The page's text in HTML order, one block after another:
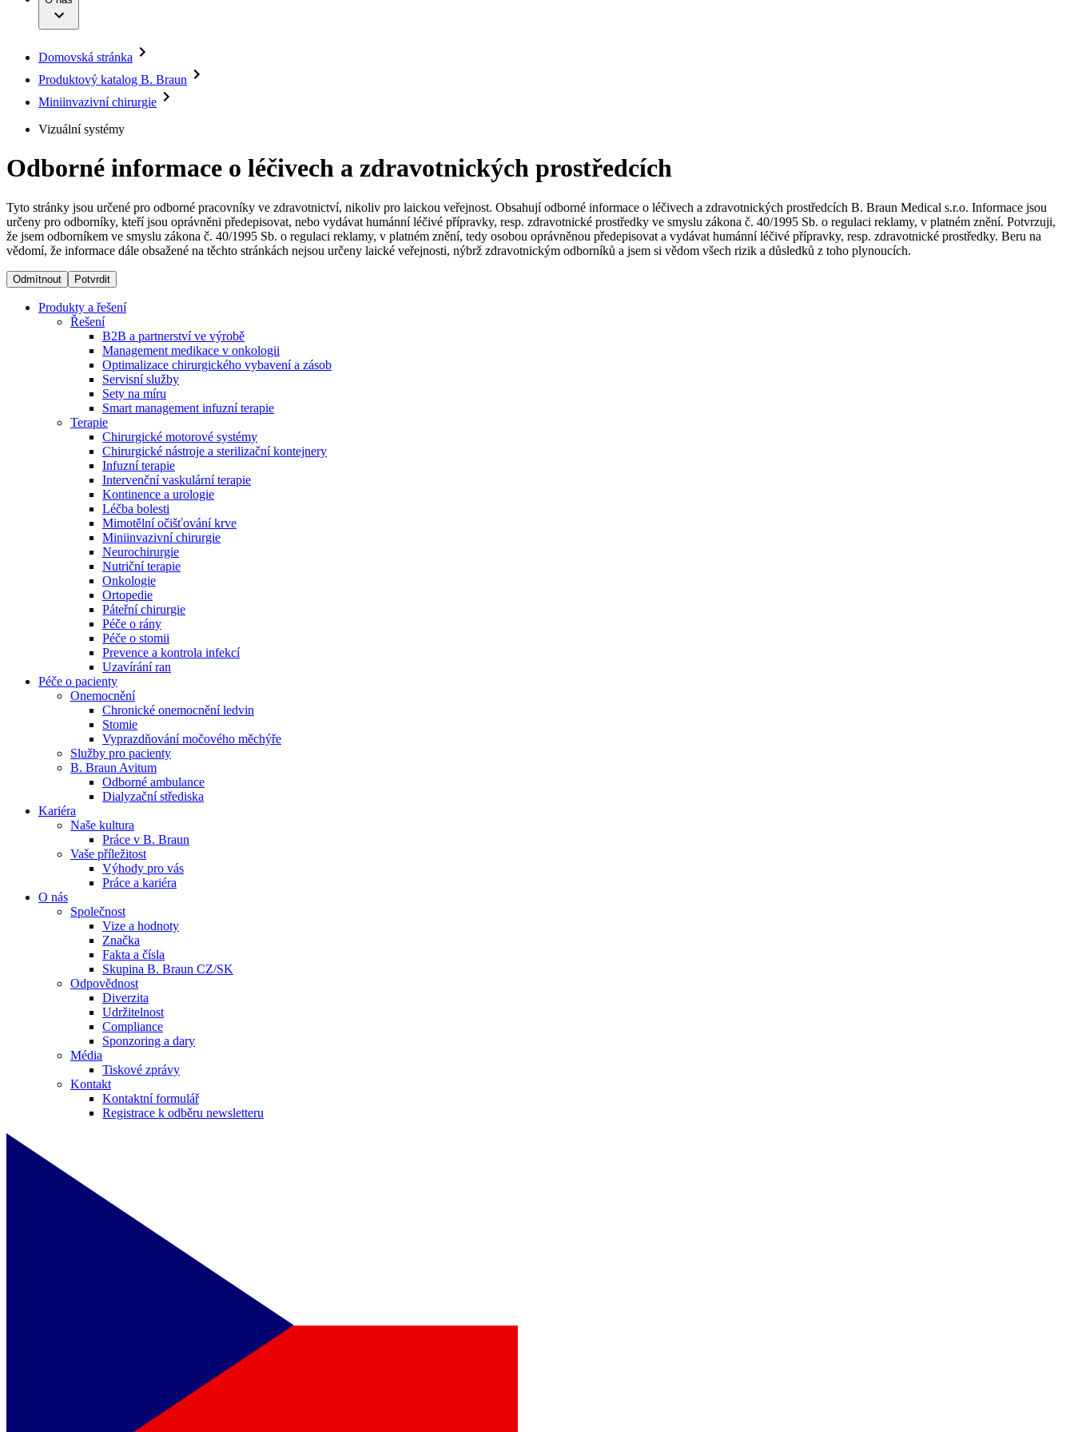
Léčba bolesti
Mimotělní očišťování krve
Miniinvazivní chirurgie
Neurochirurgie
Nutriční terapie
Ortopedie
Péče o rány
Péče o stomii
Uzavírání ran
Řešení
Terapie
Produktový katalog​
Objevte naše produkty. Navštivte produktový katalog B. Braun s našim kompletním produktovým portfoliem.
Onemocnění
B. Braun Avitum
Dialyzační střediska​
B. Braun Avitum poskytuje kvalitní dialyzační péči ve všech svých střediscích v České republice. Více informací se dozvíte na stránkách jednotlivých středisek.
Vaše příležitost​
Nabídky pracovních míst
Objevte své kariérní příležitosti ​v B. Braun. Vyhledejte náš trh práce​ pro zajímavé pozice.​
Média
Tiskové zprávy
Registrace k odběru newsletteru
Společnost
Odpovědnost
Média
Kontakt
Zůstaňte v dialogu s B. Braun. ​Kontaktujte nás.​
Domovská stránka
Produktový katalog B. Braun
Miniinvazivní chirurgie
Vizuální systémy
Odborné informace o léčivech a zdravotnických prostředcích
Tyto stránky jsou určené pro odborné pracovníky ve zdravotnictví, nikoliv pro laickou veřejnost. Obsahují odborné informace o léčivech a zdravotnických prostředcích B. Braun Medical s.r.o. Informace jsou
určeny pro odborníky, kteří jsou oprávněni předepisovat, nebo vydávat humánní léčivé přípravky, resp. zdravotnické prostředky ve smyslu zákona č. 40/1995 Sb. o regulaci reklamy, v platném znění. Potvrzuji,
že jsem odborníkem ve smyslu zákona č. 40/1995 Sb. o regulaci reklamy, v platném znění, tedy osobou oprávněnou předepisovat a vydávat humánní léčivé přípravky, resp. zdravotnické prostředky. Beru na
vědomí, že informace dále obsažené na těchto stránkách nejsou určeny laické veřejnosti, nýbrž zdravotnickým odborníků a jsem si vědom všech rizik a důsledků z toho plynoucích.
Odmítnout Potvrdit
Produkty a řešení
Řešení
B2B a partnerství ve výrobě
Management medikace v onkologii
Optimalizace chirurgického vybavení a zásob
Servisní služby
Sety na míru
Smart management infuzní terapie​
Terapie
Chirurgické motorové systémy
Chirurgické nástroje a sterilizační kontejnery
Infuzní terapie
Intervenční vaskulární terapie
Kontinence a urologie
Léčba bolesti
Mimotělní očišťování krve
Miniinvazivní chirurgie
Neurochirurgie
Nutriční terapie
Onkologie
Ortopedie
Páteřní chirurgie
Péče o rány
Péče o stomii
Prevence a kontrola infekcí
Uzavírání ran
Péče o pacienty
Onemocnění
Chronické onemocnění ledvin
Stomie
Vyprazdňování močového měchýře
Služby pro pacienty
B. Braun Avitum
Odborné ambulance
Dialyzační střediska
Kariéra
Naše kultura
Práce v B. Braun
Vaše příležitost​
Výhody pro vás
Práce a kariéra
O nás
Společnost
Vize a hodnoty
Značka
Fakta a čísla
Skupina B. Braun CZ/SK
Odpovědnost
Diverzita
Udržitelnost
Compliance
Sponzoring a dary
Média
Tiskové zprávy
Kontakt
Kontaktní formulář
Registrace k odběru newsletteru